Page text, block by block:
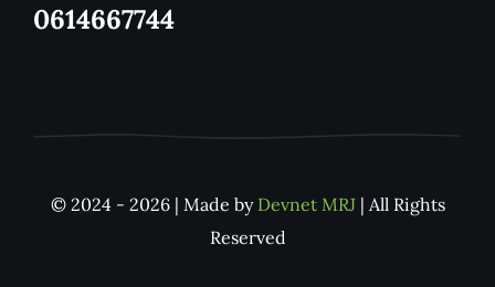
0614667744
© 2024 - 2026 | Made by Devnet MRJ| All Rights
Reserved